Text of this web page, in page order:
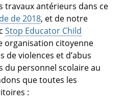
travaux antérieurs dans ce
de 2018, et de notre
Stop Educator Child
organisation citoyenne
de violences et d’abus
du personnel scolaire au
que toutes les
: